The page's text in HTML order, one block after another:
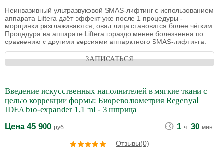
Неинвазивный ультразвуковой SMAS-лифтинг с использованием
аппарата Liftera даёт эффект уже после 1 процедуры -
морщинки разглаживаются, овал лица становится более чётким.
Процедура на аппарате Liftera гораздо менее болезненна по
сравнению с другими версиями аппаратного SMAS-лифтинга.
ЗАПИСАТЬСЯ
Введение искусственных наполнителей в мягкие ткани с
целью коррекции формы: Биореволюметрия Regenyal
IDEA bio-expander 1,1 ml - 3 шприца
Цена45 900 руб. 1 ч. 30 мин.
Отзывы(0)